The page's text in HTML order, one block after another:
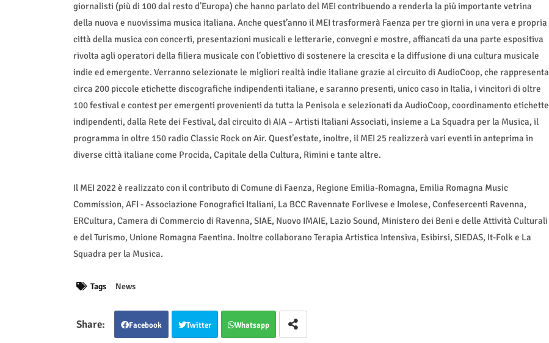
giornalisti (più di 100 dal resto d’Europa) che hanno parlato del MEI contribuendo a renderla la più importante vetrina
della nuova e nuovissima musica italiana. Anche quest’anno il MEI trasformerà Faenza per tre giorni in una vera e propria
città della musica con concerti, presentazioni musicali e letterarie, convegni e mostre, affiancati da una parte espositiva
rivolta agli operatori della filiera musicale con l’obiettivo di sostenere la crescita e la diffusione di una cultura musicale
indie ed emergente. Verranno selezionate le migliori realtà indie italiane grazie al circuito di AudioCoop, che rappresenta
circa 200 piccole etichette discografiche indipendenti italiane, e saranno presenti, unico caso in Italia, i vincitori di oltre
100 festival e contest per emergenti provenienti da tutta la Penisola e selezionati da AudioCoop, coordinamento etichette
indipendenti, dalla Rete dei Festival, dal circuito di AIA – Artisti Italiani Associati, insieme a La Squadra per la Musica, il
programma in oltre 150 radio Classic Rock on Air. Quest’estate, inoltre, il MEI 25 realizzerà vari eventi in anteprima in
diverse città italiane come Procida, Capitale della Cultura, Rimini e tante altre.
Il MEI 2022 è realizzato con il contributo di Comune di Faenza, Regione Emilia-Romagna, Emilia Romagna Music
Commission, AFI - Associazione Fonografici Italiani, La BCC Ravennate Forlivese e Imolese, Confesercenti Ravenna,
ERCultura, Camera di Commercio di Ravenna, SIAE, Nuovo IMAIE, Lazio Sound, Ministero dei Beni e delle Attività Culturali
e del Turismo, Unione Romagna Faentina. Inoltre collaborano Terapia Artistica Intensiva, Esibirsi, SIEDAS, It-Folk e La
Squadra per la Musica.
Tags News
Facebook Twitter Whatsapp